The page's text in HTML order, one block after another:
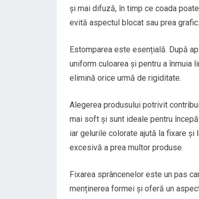
și mai difuză, în timp ce coada
evită aspectul blocat sau prea grafic.
Estomparea este esențială. După
uniform culoarea și pentru a înmuia
elimină orice urmă de rigiditate.
Alegerea produsului potrivit
mai soft și sunt ideale pentru
iar gelurile colorate ajută la fixare și
excesivă a prea multor produse.
Fixarea sprâncenelor este un pas
menținerea formei și oferă un